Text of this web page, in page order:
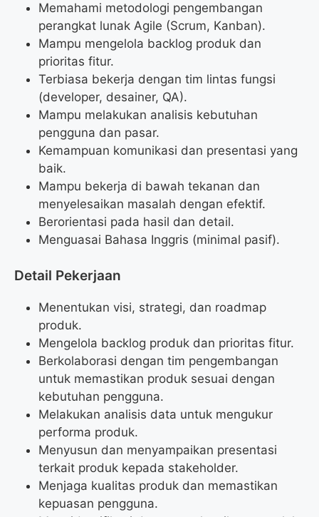
Memahami metodologi pengembangan
perangkat lunak Agile (Scrum, Kanban).
Mampu mengelola backlog produk dan
prioritas fitur.
Terbiasa bekerja dengan tim lintas fungsi
(developer, desainer, QA).
Mampu melakukan analisis kebutuhan
pengguna dan pasar.
Kemampuan komunikasi dan presentasi yang
baik.
Mampu bekerja di bawah tekanan dan
menyelesaikan masalah dengan efektif.
Berorientasi pada hasil dan detail.
Menguasai Bahasa Inggris (minimal pasif).
Detail Pekerjaan
Menentukan visi, strategi, dan roadmap
produk.
Mengelola backlog produk dan prioritas fitur.
Berkolaborasi dengan tim pengembangan
untuk memastikan produk sesuai dengan
kebutuhan pengguna.
Melakukan analisis data untuk mengukur
performa produk.
Menyusun dan menyampaikan presentasi
terkait produk kepada stakeholder.
Menjaga kualitas produk dan memastikan
kepuasan pengguna.